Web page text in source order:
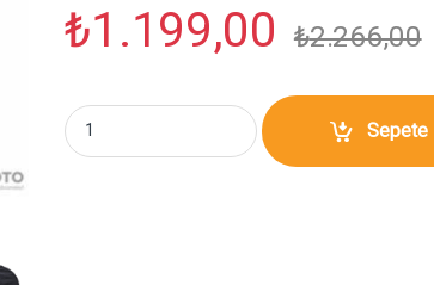
₺1.199,00 ₺2.266,00
GDX RF-110 5 in 1 Reflektör / Yansıtıcı Seti
Sepete